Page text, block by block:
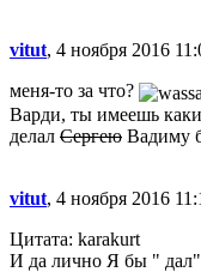
vitut, 4 ноября 2016
меня-то за что?
Варди, ты имеешь
делал Сергею Вадиму
vitut, 4 ноября 2016
Цитата: karakurt
И да лично Я бы "